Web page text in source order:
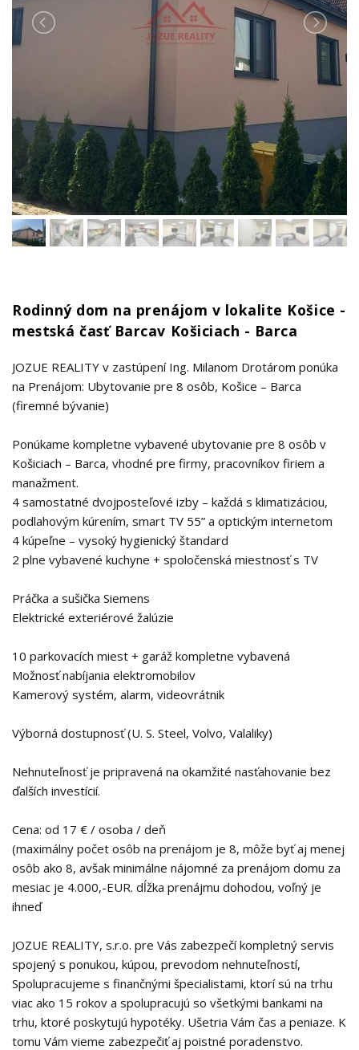
Rodinný dom na prenájom v lokalite Košice -
mestská časť Barcav Košiciach - Barca
JOZUE REALITY v zastúpení Ing. Milanom Drotárom ponúka
na Prenájom: Ubytovanie pre 8 osôb, Košice – Barca
(firemné bývanie)
Ponúkame kompletne vybavené ubytovanie pre 8 osôb v
Košiciach – Barca, vhodné pre firmy, pracovníkov firiem a
manažment.
4 samostatné dvojposteľové izby – každá s klimatizáciou,
podlahovým kúrením, smart TV 55” a optickým internetom
4 kúpeľne – vysoký hygienický štandard
2 plne vybavené kuchyne + spoločenská miestnosť s TV
Práčka a sušička Siemens
Elektrické exteriérové žalúzie
10 parkovacích miest + garáž kompletne vybavená
Možnosť nabíjania elektromobilov
Kamerový systém, alarm, videovrátnik
Výborná dostupnosť (U. S. Steel, Volvo, Valaliky)
Nehnuteľnosť je pripravená na okamžité nasťahovanie bez
ďalších investícií.
Cena: od 17 € / osoba / deň
(maximálny počet osôb na prenájom je 8, môže byť aj menej
osôb ako 8, avšak minimálne nájomné za prenájom domu za
mesiac je 4.000,-EUR. dĺžka prenájmu dohodou, voľný je
ihneď
JOZUE REALITY, s.r.o. pre Vás zabezpečí kompletný servis
spojený s ponukou, kúpou, prevodom nehnuteľností,
Spolupracujeme s finančnými špecialistami, ktorí sú na trhu
viac ako 15 rokov a spolupracujú so všetkými bankami na
trhu, ktoré poskytujú hypotéky. Ušetria Vám čas a peniaze. K
tomu Vám vieme zabezpečiť aj poistné poradenstvo.